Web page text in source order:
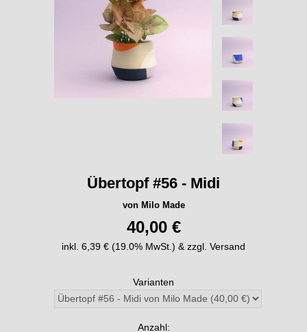
Übertopf #56 - Midi
von Milo Made
40,00 €
inkl. 6,39 € (19.0% MwSt.) & zzgl. Versand
Varianten
Anzahl: